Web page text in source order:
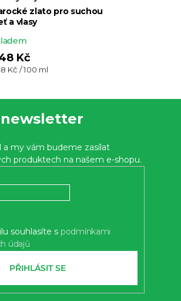
zlato pro suchou
a vlasy
Kč
Kč / 100 ml
a my vám budeme zasílat
produktech na našem e-shopu.
souhlasíte s podmínkami
údajů
PŘIHLÁSIT SE